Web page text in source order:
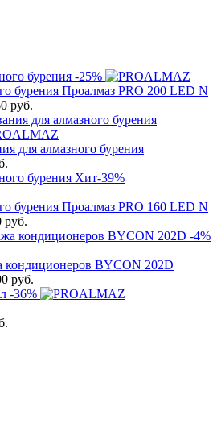
-25%
бурения Проалмаз PRO 200 LED N
руб.
для алмазного бурения
Хит-39%
бурения Проалмаз PRO 160 LED N
руб.
-4%
кондиционеров BYCON 202D
руб.
-36%